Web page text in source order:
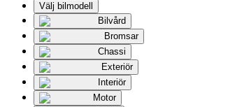
Välj bilmodell
Bilvård
Bromsar
Chassi
Exteriör
Interiör
Motor